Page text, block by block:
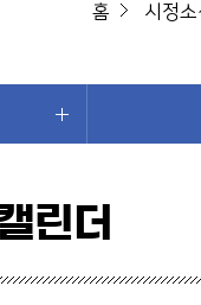
홈 시정소
린더